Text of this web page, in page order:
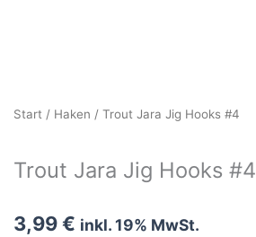
Start / Haken / Trout Jara Jig Hooks #4
Trout Jara Jig Hooks #4
3,99€ inkl. 19% MwSt.